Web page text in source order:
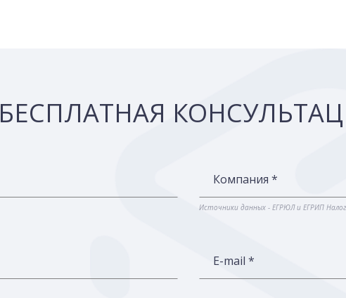
БЕСПЛАТНАЯ
Компания *
Источники данных - ЕГРЮЛ и ЕГРИП
E-mail *